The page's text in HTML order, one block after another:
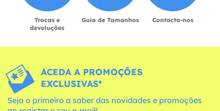
Trocas e
devoluções
Guia de Tamanhos Contacta-nos
ACEDA A PROMOÇÕES
EXCLUSIVAS*
Seja o primeiro a saber das novidades e promoções